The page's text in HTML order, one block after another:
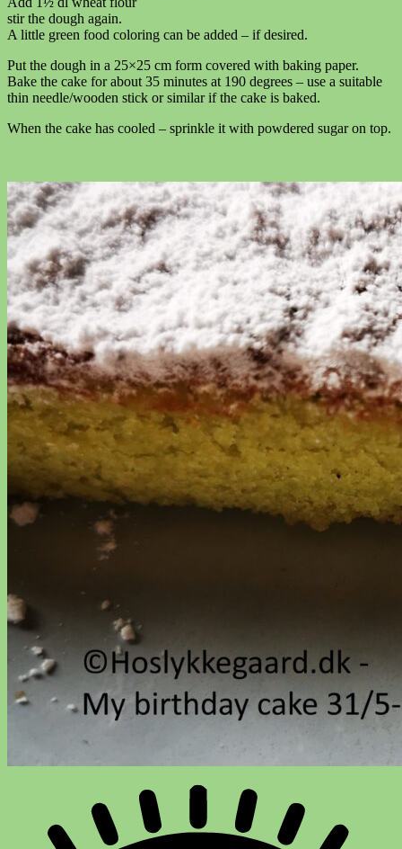
stir the dough again.
A little green food coloring can be added – if desired.
Put the dough in a 25×25 cm form covered with baking paper.
Bake the cake for about 35 minutes at 190 degrees – use a suitable
thin needle/wooden stick or similar if the cake is baked.
When the cake has cooled – sprinkle it with powdered sugar on top.